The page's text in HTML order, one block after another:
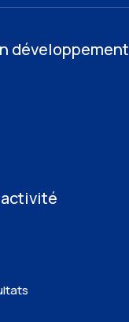
développement